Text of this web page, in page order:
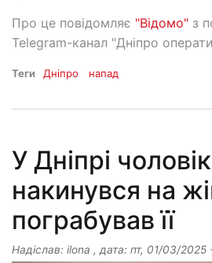
Про це повідомляє "Відомо" з
Telegram-канал "Дніпро
Теги Дніпро напад
У Дніпрі чоловік
накинувся на
пограбував її
Надіслав: ilona , дата: пт, 01/03/2025